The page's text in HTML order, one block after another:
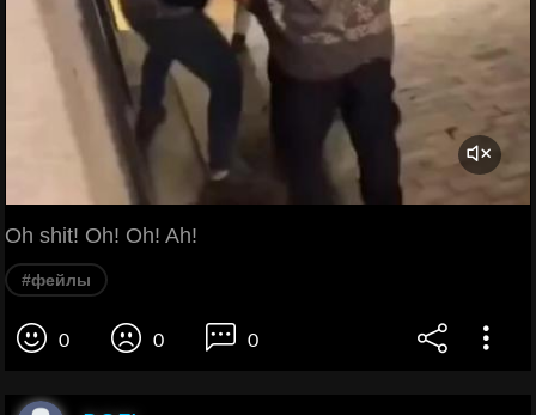
Oh shit! Oh! Oh! Ah!
#фейлы
0 0 0